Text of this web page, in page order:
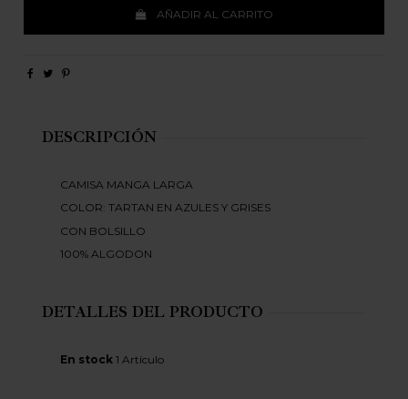
AÑADIR AL CARRITO
DESCRIPCIÓN
CAMISA MANGA LARGA
COLOR: TARTAN EN AZULES Y GRISES
CON BOLSILLO
100% ALGODON
DETALLES DEL PRODUCTO
En stock 1 Artículo